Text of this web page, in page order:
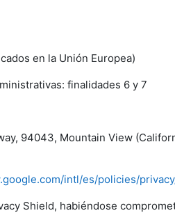
en la Unión Europea)
finalidades 6 y 7
94043, Mountain View
intl/es/policies/
Shield, habiéndose